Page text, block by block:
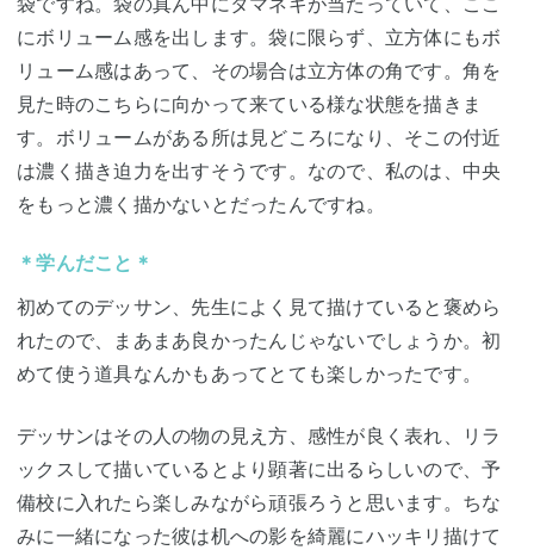
にボリューム感を出します。袋に限らず、立方体にもボ
リューム感はあって、その場合は立方体の角です。角を
見た時のこちらに向かって来ている様な状態を描きま
す。ボリュームがある所は見どころになり、そこの付近
は濃く描き迫力を出すそうです。なので、私のは、中央
をもっと濃く描かないとだったんですね。
＊学んだこと＊
初めてのデッサン、先生によく見て描けていると褒めら
れたので、まあまあ良かったんじゃないでしょうか。初
めて使う道具なんかもあってとても楽しかったです。
デッサンはその人の物の見え方、感性が良く表れ、リラ
ックスして描いているとより顕著に出るらしいので、予
備校に入れたら楽しみながら頑張ろうと思います。ちな
みに一緒になった彼は机への影を綺麗にハッキリ描けて